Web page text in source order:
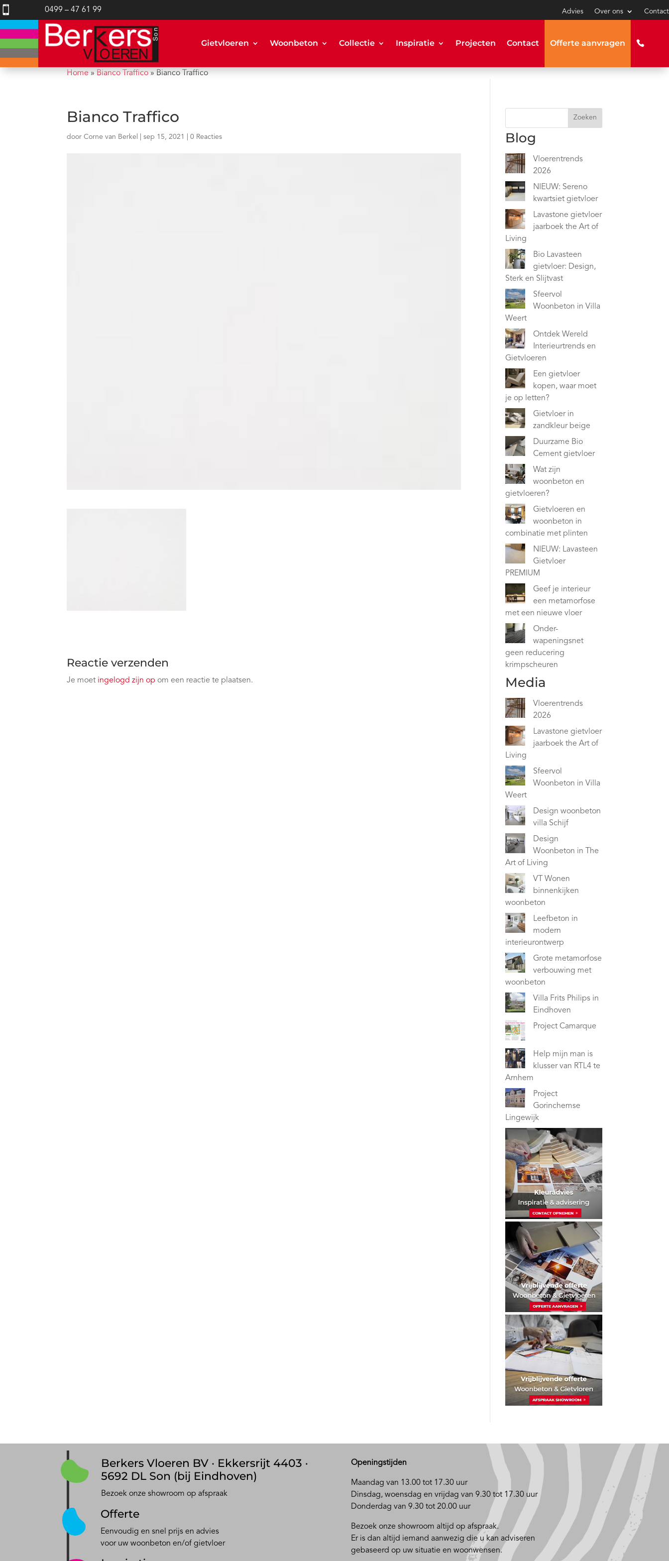
 0499 – 47 61 99 Advies Over ons Contact
Gietvloeren Woonbeton Collectie Inspiratie Projecten Contact Offerte aanvragen
Home » Bianco Traffico » Bianco Traffico
Bianco Traffico
doorCorne van Berkel |sep 15, 2021 |0 Reacties
Reactie verzenden
Je moet ingelogd zijn op om een reactie te plaatsen.
Zoeken
Blog
Vloerentrends
2026
NIEUW: Sereno
kwartsiet gietvloer
Lavastone gietvloer
jaarboek the Art of
Living
Bio Lavasteen
gietvloer: Design,
Sterk en Slijtvast
Sfeervol
Woonbeton in Villa
Weert
Ontdek Wereld
Interieurtrends en
Gietvloeren
Een gietvloer
kopen, waar moet
je op letten?
Gietvloer in
zandkleur beige
Duurzame Bio
Cement gietvloer
Wat zijn
woonbeton en
gietvloeren?
Gietvloeren en
woonbeton in
combinatie met plinten
NIEUW: Lavasteen
Gietvloer
PREMIUM
Geef je interieur
een metamorfose
met een nieuwe vloer
Onder-
wapeningsnet
geen reducering
krimpscheuren
Media
Vloerentrends
2026
Lavastone gietvloer
jaarboek the Art of
Living
Sfeervol
Woonbeton in Villa
Weert
Design woonbeton
villa Schijf
Design
Woonbeton in The
Art of Living
VT Wonen
binnenkijken
woonbeton
Leefbeton in
modern
interieurontwerp
Grote metamorfose
verbouwing met
woonbeton
Villa Frits Philips in
Eindhoven
Project Camarque
Help mijn man is
klusser van RTL4 te
Arnhem
Project
Gorinchemse
Lingewijk
Berkers Vloeren BV · Ekkersrijt 4403 ·
5692 DL Son (bij Eindhoven)
Bezoek onze showroom op afspraak
Offerte
Eenvoudig en snel prijs en advies
voor uw woonbeton en/of gietvloer
Openingstijden
Maandag van 13.00 tot 17.30 uur
Dinsdag, woensdag en vrijdag van 9.30 tot 17.30 uur
Donderdag van 9.30 tot 20.00 uur
Bezoek onze showroom altijd op afspraak.
Er is dan altijd iemand aanwezig die u kan adviseren
gebaseerd op uw situatie en woonwensen.